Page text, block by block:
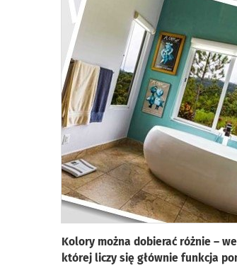
Kolory można dobierać różnie –
której liczy się głównie funkcja